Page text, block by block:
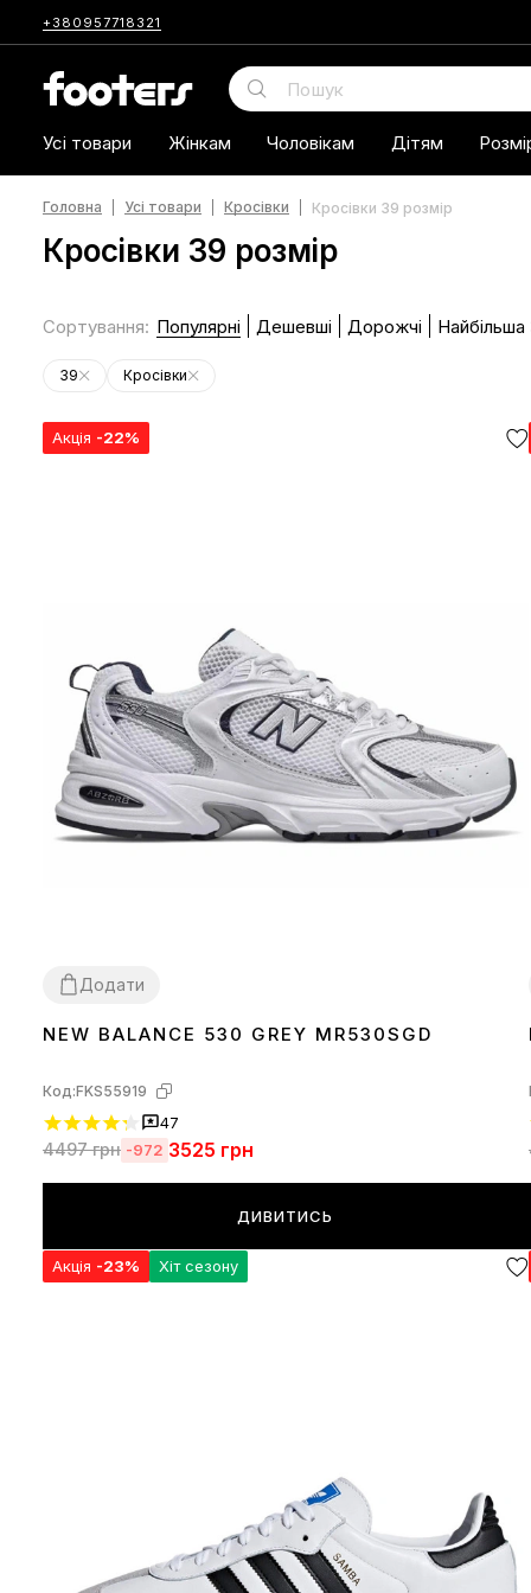
+380957718321
Усі товари Жінкам Чоловікам Дітям
Головна Усі товари Кросівки Кросівки 39 розмір
Кросівки 39 розмір
Сортування: Популярні Дешевші Дорожчі
39 Кросівки
Акція -22%
Додати
3637 3839404142 434445
NEW BALANCE 530 GREY MR530SGD
Код:FKS55919
47
4497грн -972 3525 грн
ДИВИТИСЬ
Акція -23% Хіт сезону